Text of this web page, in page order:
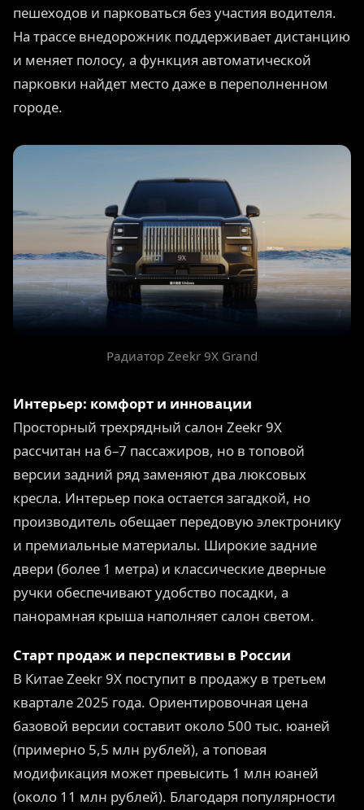
пешеходов и парковаться без участия водителя.
На трассе внедорожник поддерживает дистанцию
и меняет полосу, а функция автоматической
парковки найдет место даже в переполненном
городе.
Радиатор Zeekr 9X Grand
Интерьер: комфорт и инновации
Просторный трехрядный салон Zeekr 9X
рассчитан на 6–7 пассажиров, но в топовой
версии задний ряд заменяют два люксовых
кресла. Интерьер пока остается загадкой, но
производитель обещает передовую электронику
и премиальные материалы. Широкие задние
двери (более 1 метра) и классические дверные
ручки обеспечивают удобство посадки, а
панорамная крыша наполняет салон светом.
Старт продаж и перспективы в России
В Китае Zeekr 9X поступит в продажу в третьем
квартале 2025 года. Ориентировочная цена
базовой версии составит около 500 тыс. юаней
(примерно 5,5 млн рублей), а топовая
модификация может превысить 1 млн юаней
(около 11 млн рублей). Благодаря популярности